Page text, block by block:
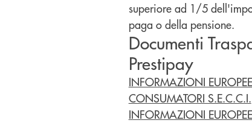
superiore ad 1/5
paga o della pensione.
Documenti
Prestipay
INFORMAZIONI
CONSUMATORI S.E.C.C.I.
INFORMAZIONI